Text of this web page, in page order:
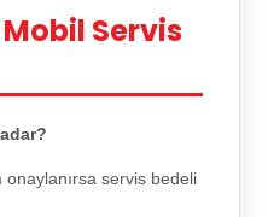
Servis
onaylanırsa servis bedeli